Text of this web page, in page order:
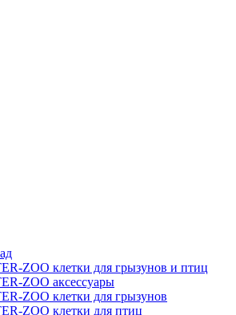
ZOO клетки для грызунов и птиц
ZOO аксессуары
ZOO клетки для грызунов
ZOO клетки для птиц